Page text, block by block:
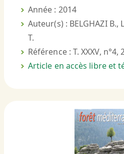
Année : 2014
Auteur(s) : BELGHAZI B.,
T.
Référence : T. XXXV, n°4,
Article en accès libre et